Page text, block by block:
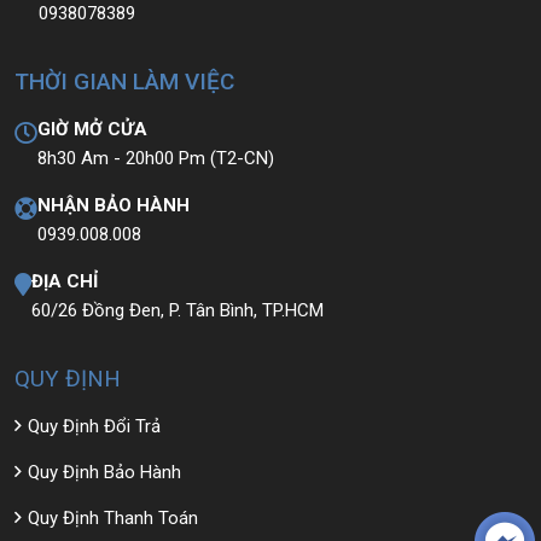
0938078389
THỜI GIAN LÀM VIỆC
GIỜ MỞ CỬA
8h30 Am - 20h00 Pm (T2-CN)
NHẬN BẢO HÀNH
0939.008.008
ĐỊA CHỈ
60/26 Đồng Đen, P. Tân Bình, TP.HCM
QUY ĐỊNH
Quy Định Đổi Trả
Quy Định Bảo Hành
Quy Định Thanh Toán